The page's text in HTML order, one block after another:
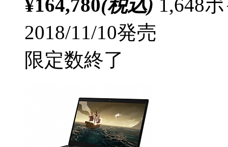
¥164,780(税込) 1,648
2018/11/10発売
限定数終了